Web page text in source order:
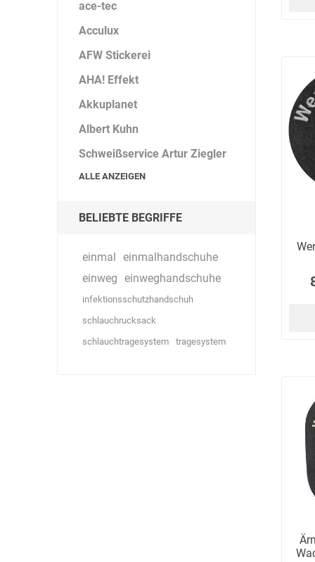
ELECTRO-
MATION
ace-tec
Acculux
AFW Stickerei
AHA! Effekt
Akkuplanet
Albert Kuhn
Schweißservice Artur Ziegler
ALLE ANZEIGEN
BELIEBTE BEGRIFFE
einmal einmalhandschuhe
einweg einweghandschuhe
infektionsschutzhandschuh
schlauchrucksack
schlauchtragesystem
tragesystem